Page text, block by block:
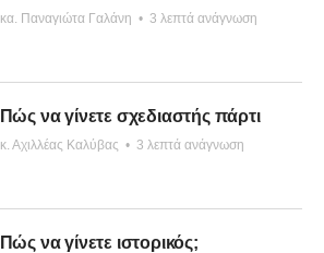
κα. Παναγιώτα Γαλάνη • 3 λεπτά ανάγνωση
Πώς να γίνετε σχεδιαστής πάρτι
κ. Αχιλλέας Καλύβας • 3 λεπτά ανάγνωση
Πώς να γίνετε ιστορικός;